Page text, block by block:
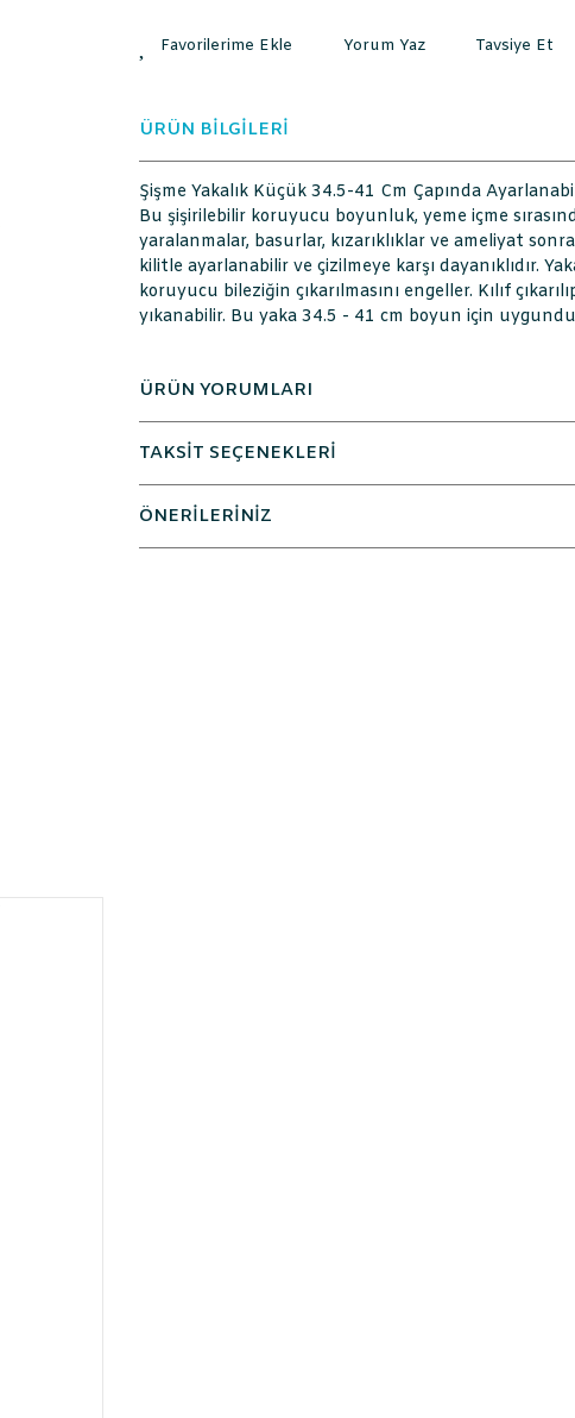
Yorum Yaz Tavsiye Et
ÜRÜN BİLGİLERİ
Şişme Yakalık Küçük 34.5-41 Cm Çapında
Bu şişirilebilir koruyucu boyunluk, yeme içme
yaralanmalar, basurlar, kızarıklıklar ve ameliyat
kilitle ayarlanabilir ve çizilmeye karşı dayanıklıdır.
koruyucu bileziğin çıkarılmasını engeller. Kılıf
yıkanabilir. Bu yaka 34.5 - 41 cm boyun için
ÜRÜN YORUMLARI
TAKSİT SEÇENEKLERİ
ÖNERİLERİNİZ